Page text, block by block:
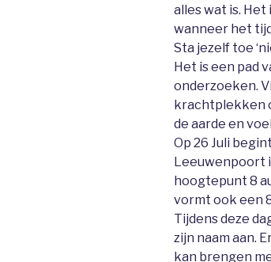
alles wat is.
wanneer het
Sta jezelf toe
Het is een pad
onderzoeken.
krachtplekken
de aarde en
Op 26 Juli
Leeuwenpoort
hoogtepunt 8
vormt ook een
Tijdens deze
zijn naam aan.
kan brengen